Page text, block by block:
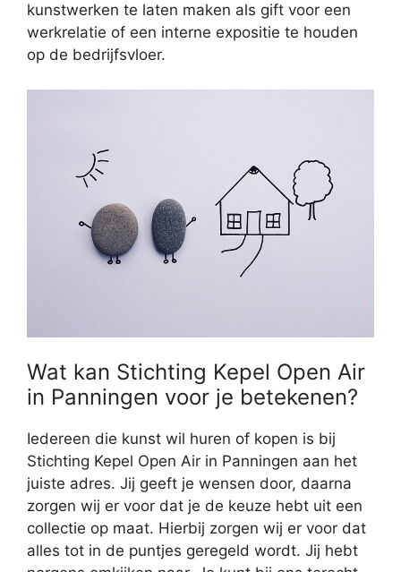
kunstwerken te laten maken als gift voor een
werkrelatie of een interne expositie te houden
op de bedrijfsvloer.
Wat kan Stichting Kepel Open Air
in Panningen voor je betekenen?
Iedereen die kunst wil huren of kopen is bij
Stichting Kepel Open Air in Panningen aan het
juiste adres. Jij geeft je wensen door, daarna
zorgen wij er voor dat je de keuze hebt uit een
collectie op maat. Hierbij zorgen wij er voor dat
alles tot in de puntjes geregeld wordt. Jij hebt